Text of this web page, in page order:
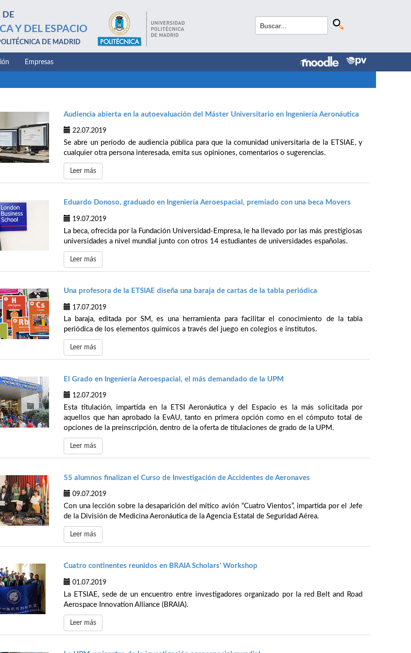
DE
Y DEL ESPACIO
DE MADRID
Empresas
Audiencia abierta en la autoevaluación del Máster Universitario en Ingeniería Aeronáutica
22.07.2019
Se abre un período de audiencia pública para que la comunidad universitaria de la ETSIAE, y
cualquier otra persona interesada, emita sus opiniones, comentarios o sugerencias.
Leer más
Eduardo Donoso, graduado en Ingeniería Aeroespacial, premiado con una beca Movers
19.07.2019
La beca, ofrecida por la Fundación Universidad-Empresa, le ha llevado por las más prestigiosas
universidades a nivel mundial junto con otros 14 estudiantes de universidades españolas.
Leer más
Una profesora de la ETSIAE diseña una baraja de cartas de la tabla periódica
17.07.2019
La baraja, editada por SM, es una herramienta para facilitar el conocimiento de la tabla
periódica de los elementos químicos a través del juego en colegios e institutos.
Leer más
El Grado en Ingeniería Aeroespacial, el más demandado de la UPM
12.07.2019
Esta titulación, impartida en la ETSI Aeronáutica y del Espacio es la más solicitada por
aquellos que han aprobado la EvAU, tanto en primera opción como en el cómputo total de
opciones de la preinscripción, dentro de la oferta de titulaciones de grado de la UPM.
Leer más
55 alumnos finalizan el Curso de Investigación de Accidentes de Aeronaves
09.07.2019
Con una lección sobre la desaparición del mítico avión “Cuatro Vientos”, impartida por el Jefe
de la División de Medicina Aeronáutica de la Agencia Estatal de Seguridad Aérea.
Leer más
Cuatro continentes reunidos en BRAIA Scholars’ Workshop
01.07.2019
La ETSIAE, sede de un encuentro entre investigadores organizado por la red Belt and Road
Aerospace Innovation Alliance (BRAIA).
Leer más